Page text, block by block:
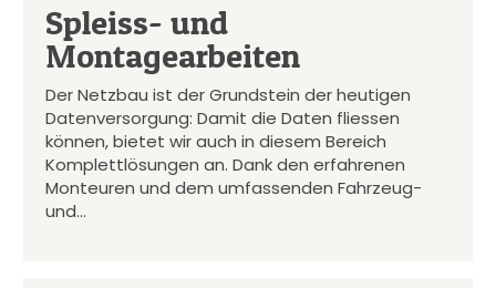
Spleiss- und
Montagearbeiten
Der Netzbau ist der Grundstein der heutigen
Datenversorgung: Damit die Daten fliessen
können, bietet wir auch in diesem Bereich
Komplettlösungen an. Dank den erfahrenen
Monteuren und dem umfassenden Fahrzeug-
und…